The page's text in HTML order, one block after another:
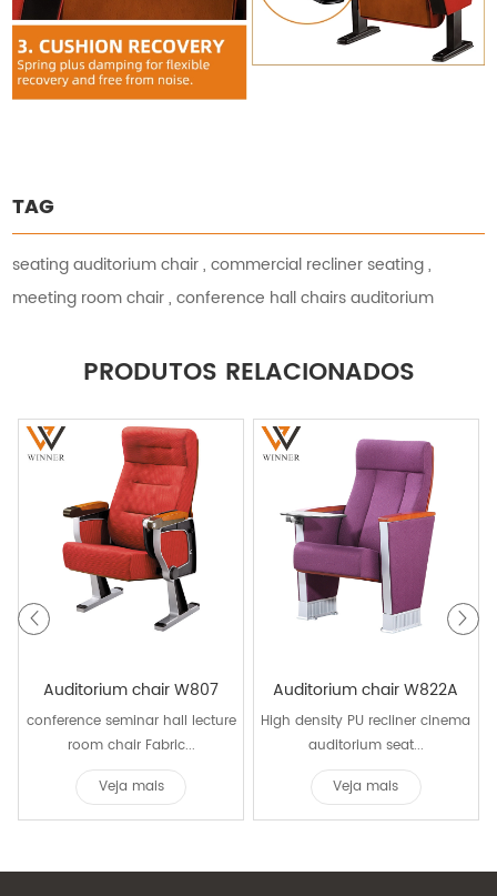
TAG
seating auditorium chair,commercial recliner seating,
meeting room chair,conference hall chairs auditorium
PRODUTOS RELACIONADOS
Auditorium chair W807
conference seminar hall lecture
room chair Fabric...
Veja mais
Auditorium chair W822A
High density PU recliner cinema
auditorium seat...
Veja mais